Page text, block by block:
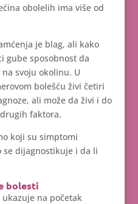
obolelih ima više od
je blag, ali kako
gube sposobnost da
svoju okolinu. U
bolešću živi četiri
ali može da živi i do
faktora.
koji su simptomi
se dijagnostikuje i da li
bolesti
na početak